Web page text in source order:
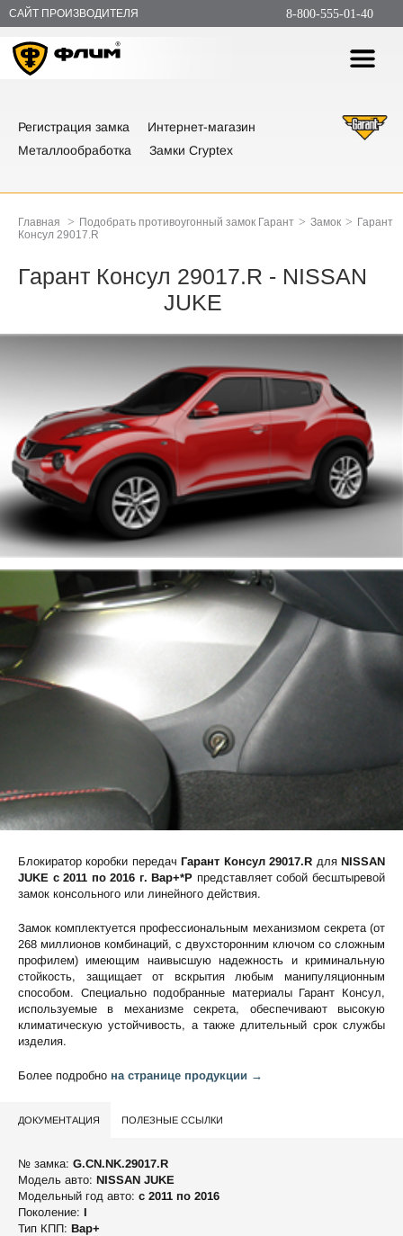
САЙТ ПРОИЗВОДИТЕЛЯ 8-800-555-01-40
Регистрация замка
Интернет-магазин
Металлообработка
Замки Cryptex
Главная > Подобрать противоугонный замок Гарант > Замок > Гарант
Консул 29017.R
Гарант Консул 29017.R - NISSAN
JUKE
Блокиратор коробки передачГарант Консул 29017.R дляNISSAN
JUKE c 2011 по 2016 г. Вар+*P представляет собой бесштыревой
замок консольного или линейного действия.
Замок комплектуется профессиональным механизмом секрета (от
268 миллионов комбинаций, с двухсторонним ключом со сложным
профилем) имеющим наивысшую надежность и криминальную
стойкость, защищает от вскрытия любым манипуляционным
способом. Специально подобранные материалы Гарант Консул,
используемые в механизме секрета, обеспечивают высокую
климатическую устойчивость, а также длительный срок службы
изделия.
Более подробно на странице продукции →
ДОКУМЕНТАЦИЯ ПОЛЕЗНЫЕ ССЫЛКИ
№ замка: G.CN.NK.29017.R
Модель авто: NISSAN JUKE
Модельный год авто: c 2011 по 2016
Поколение: I
Тип КПП: Вар+